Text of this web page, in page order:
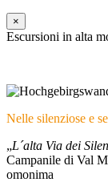
×
Escursioni in alta
Nelle silenziose e
„L´alta Via dei
Campanile di Val
omonima